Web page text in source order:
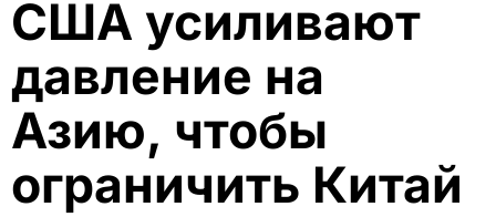
США усиливают
давление на
Азию, чтобы
ограничить Китай